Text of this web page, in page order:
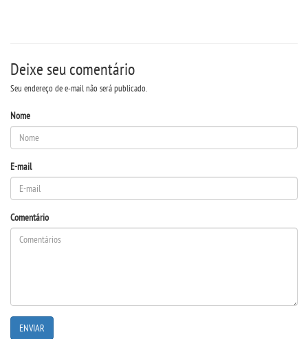
EDITAL
UNIESP NEWS
WEBMAIL
Deixe seu comentário
Seu endereço de e-mail não será publicado.
Nome
E-mail
Comentário